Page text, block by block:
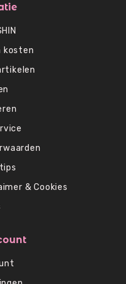
kosten
& Cookies